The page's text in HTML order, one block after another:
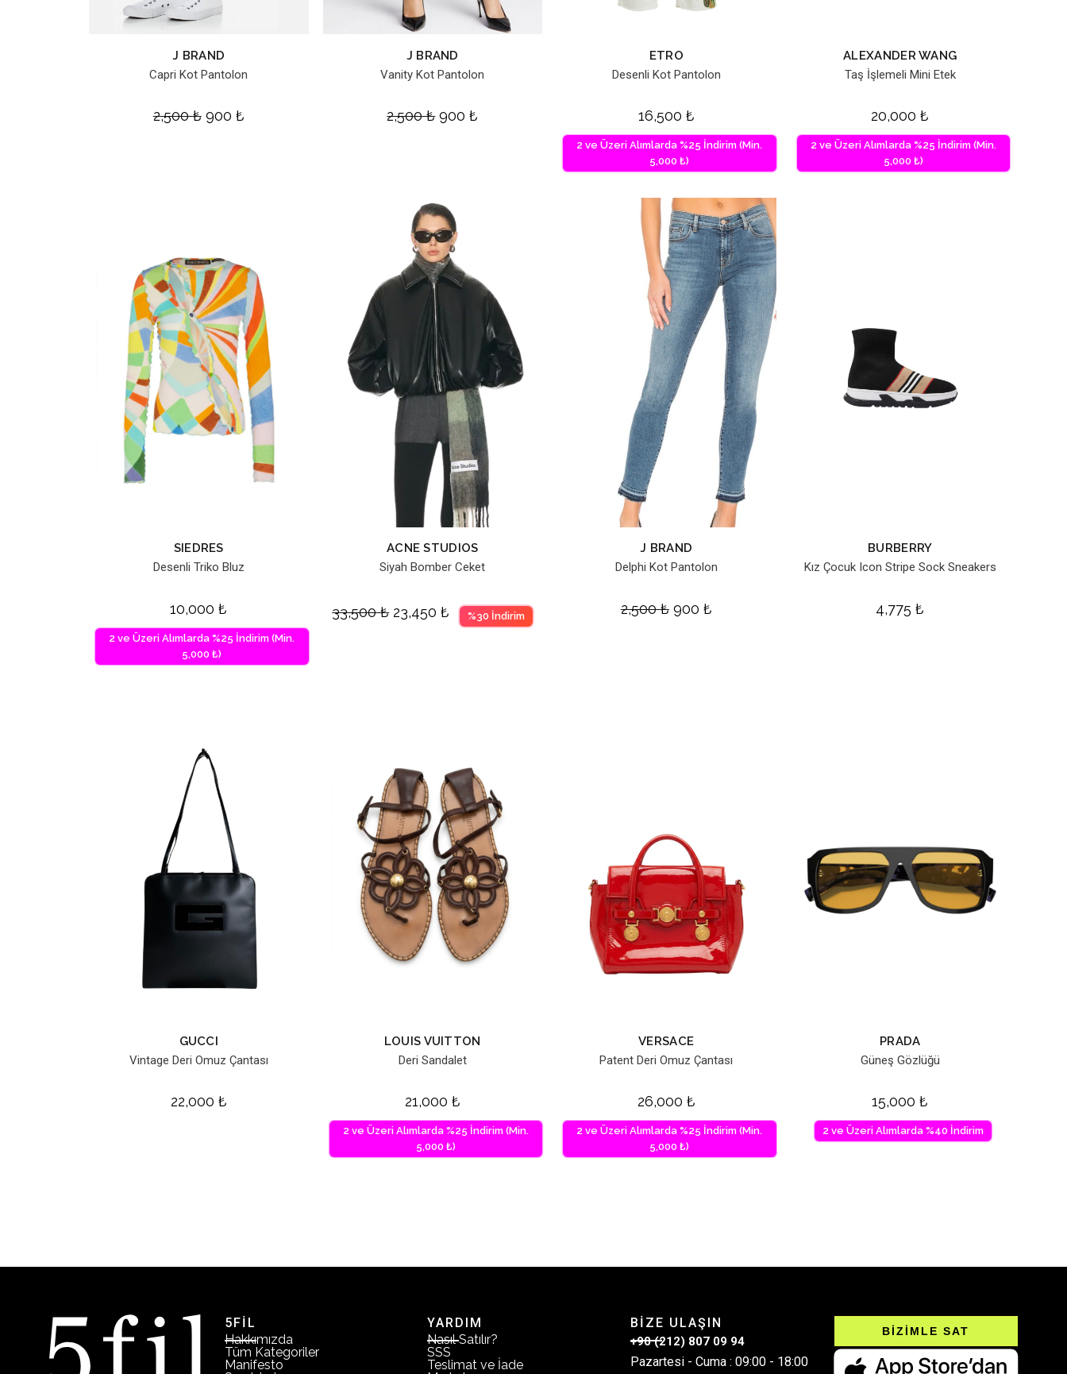
J BRAND
Capri Kot Pantolon
2,500₺ 900 ₺
J BRAND
Vanity Kot Pantolon
2,500₺ 900₺
ETRO
Desenli Kot Pantolon
16,500 ₺
2 ve Üzeri Alımlarda %25 İndirim (Min.
5,000 ₺)
ALEXANDER WANG
Taş İşlemeli Mini Etek
20,000₺
2 ve Üzeri Alımlarda %25 İndirim (Min.
5,000 ₺)
SIEDRES
Desenli Triko Bluz
10,000₺
2 ve Üzeri Alımlarda %25 İndirim (Min.
5,000 ₺)
ACNE STUDIOS
Siyah Bomber Ceket
33,500₺ 23,450₺ %30 İndirim
J BRAND
Delphi Kot Pantolon
2,500₺ 900 ₺
BURBERRY
Kız Çocuk Icon Stripe Sock Sneakers
4,775₺
GUCCI
Vintage Deri Omuz Çantası
22,000 ₺
LOUIS VUITTON
Deri Sandalet
21,000 ₺
2 ve Üzeri Alımlarda %25 İndirim (Min.
5,000 ₺)
VERSACE
Patent Deri Omuz Çantası
26,000 ₺
2 ve Üzeri Alımlarda %25 İndirim (Min.
5,000 ₺)
PRADA
Güneş Gözlüğü
15,000₺
2 ve Üzeri Alımlarda %40 İndirim
5FİL
Hakkımızda
Tüm Kategoriler
Manifesto
YARDIM
Nasıl Satılır?
SSS
Teslimat ve İade
BİZE ULAŞIN
+90 (212) 807 09 94
Pazartesi - Cuma : 09:00 - 18:00
BİZİMLE SAT